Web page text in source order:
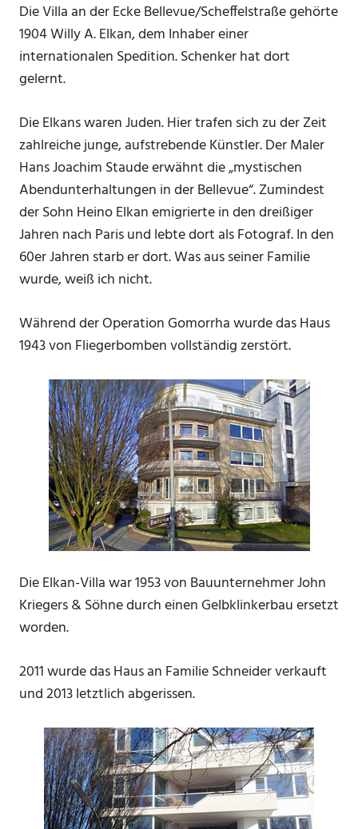
Die Villa an der Ecke Bellevue/Scheffelstraße gehörte
1904 Willy A. Elkan, dem Inhaber einer
internationalen Spedition. Schenker hat dort
gelernt.
Die Elkans waren Juden. Hier trafen sich zu der Zeit
zahlreiche junge, aufstrebende Künstler. Der Maler
Hans Joachim Staude erwähnt die „mystischen
Abendunterhaltungen in der Bellevue“. Zumindest
der Sohn Heino Elkan emigrierte in den dreißiger
Jahren nach Paris und lebte dort als Fotograf. In den
60er Jahren starb er dort. Was aus seiner Familie
wurde, weiß ich nicht.
Während der Operation Gomorrha wurde das Haus
1943 von Fliegerbomben vollständig zerstört.
Die Elkan-Villa war 1953 von Bauunternehmer John
Kriegers & Söhne durch einen Gelbklinkerbau ersetzt
worden.
2011 wurde das Haus an Familie Schneider verkauft
und 2013 letztlich abgerissen.